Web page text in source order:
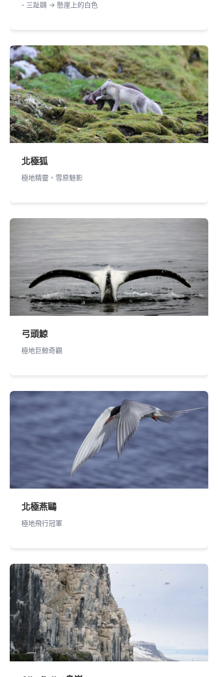
- 三趾鷗 -> 懸崖上的白色
北極狐
極地精靈，雪原魅影
弓頭鯨
極地巨鯨奇觀
北極燕鷗
極地飛行冠軍